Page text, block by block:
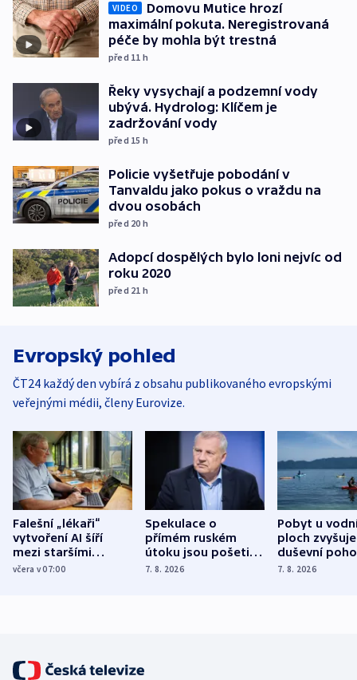
VIDEO
Domovu Mutice hrozí
maximální pokuta. Neregistrovaná
péče by mohla být trestná
před 11 h
Řeky vysychají a podzemní vody
ubývá. Hydrolog: Klíčem je
zadržování vody
před 15 h
Policie vyšetřuje pobodání v
Tanvaldu jako pokus o vraždu na
dvou osobách
před 20 h
Adopcí dospělých bylo loni nejvíc od
roku 2020
před 21 h
Evropský pohled
ČT24 každý den vybírá z obsahu publikovaného evropskými
veřejnými médii, členy Eurovize.
Falešní „lékaři“
vytvoření AI šíří
mezi staršími
Poláky nebezpečné
včera v 07:00
Spekulace o
přímém ruském
útoku jsou pošetilé,
míní estonský
7. 8. 2026
Pobyt u
ploch zvyšuje
duševní
ukázala
7. 8. 2026